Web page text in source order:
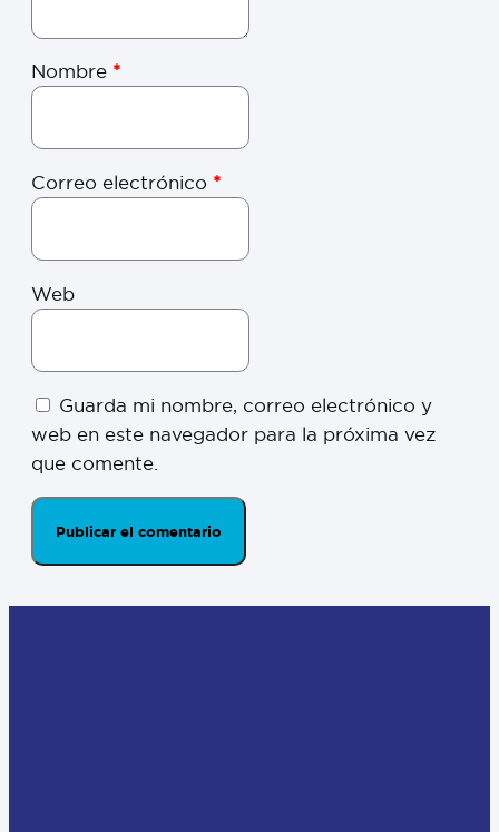
Nombre *
Correo electrónico *
Web
Guarda mi nombre, correo electrónico y
web en este navegador para la próxima vez
que comente.